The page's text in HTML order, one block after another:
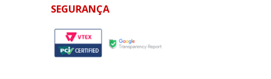
SEGURANÇA